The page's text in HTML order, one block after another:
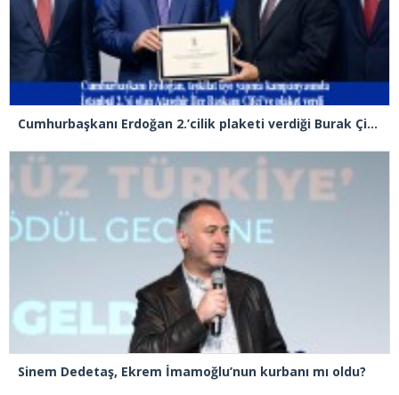
Cumhurbaşkanı Erdoğan 2.’cilik plaketi verdiği Burak Çifci’den Ataşehir seçimlerini kazanma sözünü aldı
Sinem Dedetaş, Ekrem İmamoğlu’nun kurbanı mı oldu?